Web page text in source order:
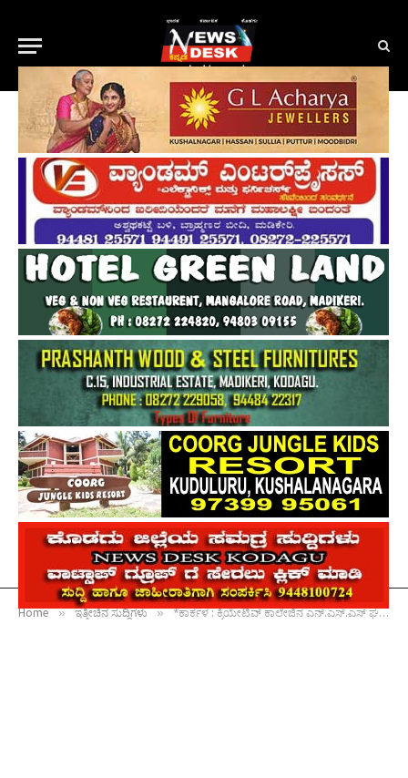
Home » ಇತ್ತೀಚಿನ ಸುದ್ದಿಗಳು » *ಕಾರ್ಕಳ : ಕ್ರಿಯೇಟಿವ್ ಕಾಲೇಜಿನ ಎನ್.ಎಸ್.ಎಸ್ ಘಟಕದ ವತಿಯಿಂದ ಪ್ರೇಕ್ಷಣೀಯ ಸ್ಥಳಗಳ ಸ್ವಚ್ಛತಾ ಕಾರ್ಯಕ್ರಮ*